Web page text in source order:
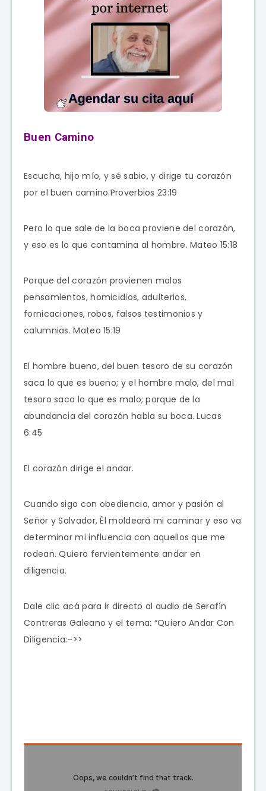
Buen Camino
Escucha, hijo mío, y sé sabio, y dirige tu corazón
por el buen camino.Proverbios 23:19
Pero lo que sale de la boca proviene del corazón,
y eso es lo que contamina al hombre. Mateo 15:18
Porque del corazón provienen malos
pensamientos, homicidios, adulterios,
fornicaciones, robos, falsos testimonios y
calumnias. Mateo 15:19
El hombre bueno, del buen tesoro de su corazón
saca lo que es bueno; y el hombre malo, del mal
tesoro saca lo que es malo; porque de la
abundancia del corazón habla su boca. Lucas
6:45
El corazón dirige el andar.
Cuando sigo con obediencia, amor y pasión al
Señor y Salvador, Él moldeará mi caminar y eso va
determinar mi influencia con aquellos que me
rodean. Quiero fervientemente andar en
diligencia.
Dale clic acá para ir directo al audio de Serafín
Contreras Galeano y el tema: “Quiero Andar Con
Diligencia:–>>